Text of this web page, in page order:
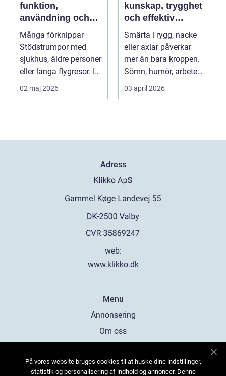
funktion,
användning och
hur du väljer rätt
Många förknippar
Stödstrumpor med
sjukhus, äldre personer
eller långa flygresor. I
verkligheten är d...
02 maj 2026
kunskap, trygghet
och effektiv
smärtlindring
Smärta i rygg, nacke
eller axlar påverkar
mer än bara kroppen.
Sömn, humör, arbete
och vardag blir l...
03 april 2026
Adress
web:
www.klikko.dk
Menu
Annonsering
Om oss
Kontakta oss
På vores website bruges cookies til at huske dine indstillinger,
statistik og personalisering af indhold og annoncer. Denne